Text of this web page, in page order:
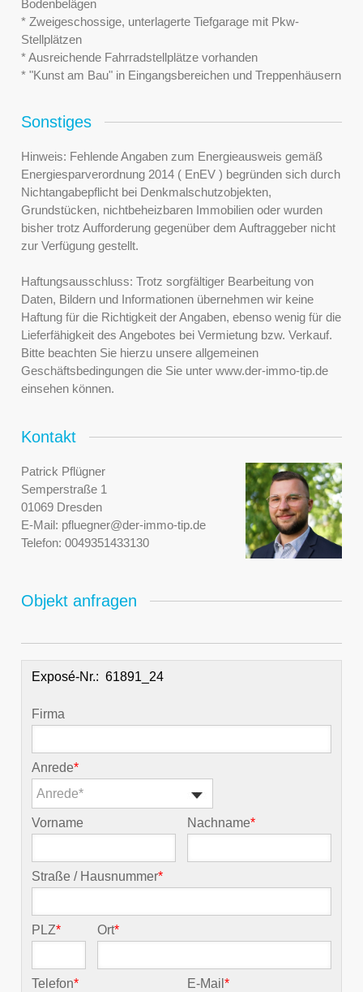
Bodenbelägen
* Zweigeschossige, unterlagerte Tiefgarage mit Pkw-
Stellplätzen
* Ausreichende Fahrradstellplätze vorhanden
* "Kunst am Bau" in Eingangsbereichen und Treppenhäusern
Sonstiges
Hinweis: Fehlende Angaben zum Energieausweis gemäß
Energiesparverordnung 2014 ( EnEV ) begründen sich durch
Nichtangabepflicht bei Denkmalschutzobjekten,
Grundstücken, nichtbeheizbaren Immobilien oder wurden
bisher trotz Aufforderung gegenüber dem Auftraggeber nicht
zur Verfügung gestellt.
Haftungsausschluss: Trotz sorgfältiger Bearbeitung von
Daten, Bildern und Informationen übernehmen wir keine
Haftung für die Richtigkeit der Angaben, ebenso wenig für die
Lieferfähigkeit des Angebotes bei Vermietung bzw. Verkauf.
Bitte beachten Sie hierzu unsere allgemeinen
Geschäftsbedingungen die Sie unter www.der-immo-tip.de
einsehen können.
Kontakt
Patrick Pflügner
Semperstraße 1
01069 Dresden
E-Mail: pfluegner@der-immo-tip.de
Telefon: 0049351433130
Objekt anfragen
Exposé-Nr.:
Firma
Anrede*
Anrede*
Vorname Nachname*
Straße / Hausnummer*
PLZ* Ort*
Telefon* E-Mail*